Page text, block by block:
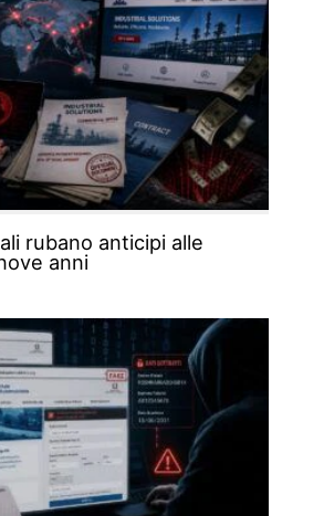
rubano anticipi alle
anni